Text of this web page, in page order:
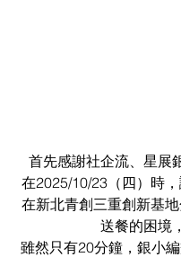
首先感謝社企流、星展
在2025/10/23（四）時
在新北青創三重創新基
送餐的困境，
雖然只有20分鐘，銀小